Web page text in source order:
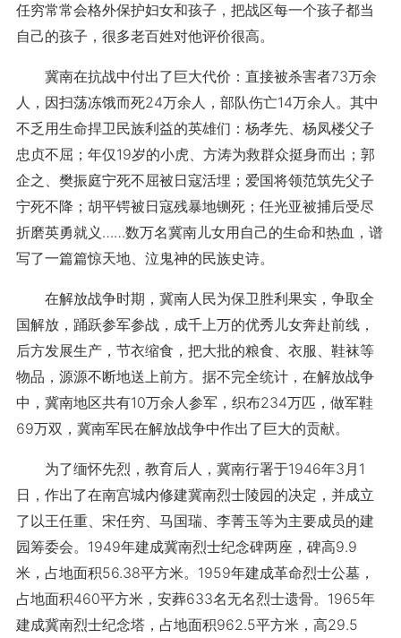
任穷常常会格外保护妇女和孩子，把战区每一个孩子都当
自己的孩子，很多老百姓对他评价很高。
冀南在抗战中付出了巨大代价：直接被杀害者73万余
人，因扫荡冻饿而死24万余人，部队伤亡14万余人。其中
不乏用生命捍卫民族利益的英雄们：杨孝先、杨凤楼父子
忠贞不屈；年仅19岁的小虎、方涛为救群众挺身而出；郭
企之、樊振庭宁死不屈被日寇活埋；爱国将领范筑先父子
宁死不降；胡平锷被日寇残暴地铡死；任光亚被捕后受尽
折磨英勇就义……数万名冀南儿女用自己的生命和热血，谱
写了一篇篇惊天地、泣鬼神的民族史诗。
在解放战争时期，冀南人民为保卫胜利果实，争取全
国解放，踊跃参军参战，成千上万的优秀儿女奔赴前线，
后方发展生产，节衣缩食，把大批的粮食、衣服、鞋袜等
物品，源源不断地送上前方。据不完全统计，在解放战争
中，冀南地区共有10万余人参军，织布234万匹，做军鞋
69万双，冀南军民在解放战争中作出了巨大的贡献。
为了缅怀先烈，教育后人，冀南行署于1946年3月1
日，作出了在南宫城内修建冀南烈士陵园的决定，并成立
了以王任重、宋任穷、马国瑞、李菁玉等为主要成员的建
园筹委会。1949年建成冀南烈士纪念碑两座，碑高9.9
米，占地面积56.38平方米。1959年建成革命烈士公墓，
占地面积460平方米，安葬633名无名烈士遗骨。1965年
建成冀南烈士纪念塔，占地面积962.5平方米，高29.5